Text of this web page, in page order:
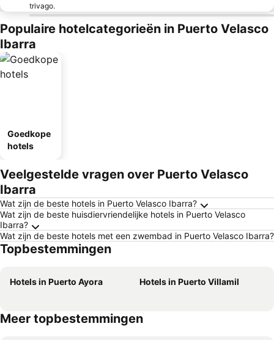
trivago.
Populaire hotelcategorieën in Puerto Velasco
Ibarra
Goedkope
hotels
Veelgestelde vragen over Puerto Velasco
Ibarra
Wat zijn de beste hotels in Puerto Velasco Ibarra?
Wat zijn de beste huisdiervriendelijke hotels in Puerto Velasco
Ibarra?
Wat zijn de beste hotels met een zwembad in Puerto Velasco Ibarra?
Topbestemmingen
Hotels in Puerto Ayora Hotels in Puerto Villamil
Meer topbestemmingen